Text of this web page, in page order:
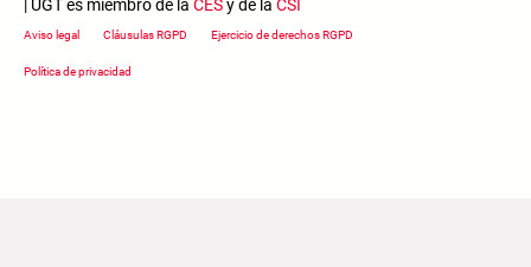
| UGT es miembro de la CESy de la CSI
Footer menu
Aviso legal Cláusulas RGPD Ejercicio de derechos RGPD
Política de privacidad